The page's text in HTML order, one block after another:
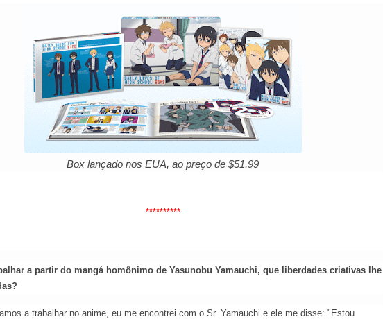
Box lançado nos EUA, ao preço de $51,99
**********
a partir do mangá homônimo de Yasunobu Yamauchi, que liberdades criativas lhe
a trabalhar no anime, eu me encontrei com o Sr. Yamauchi e ele me disse: "Estou